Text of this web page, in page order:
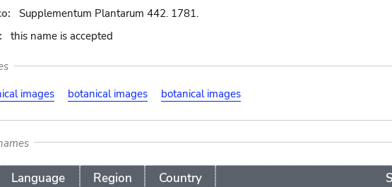
Supplementum Plantarum 442. 1781.
this name is accepted
images botanical images botanical images
Language Region Country